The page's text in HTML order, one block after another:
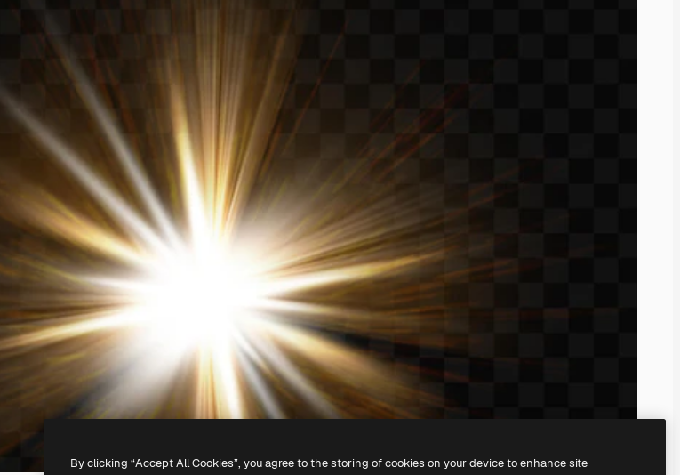
By clicking “Accept All Cookies”, you agree to the storing of cookies on your device to enhance site